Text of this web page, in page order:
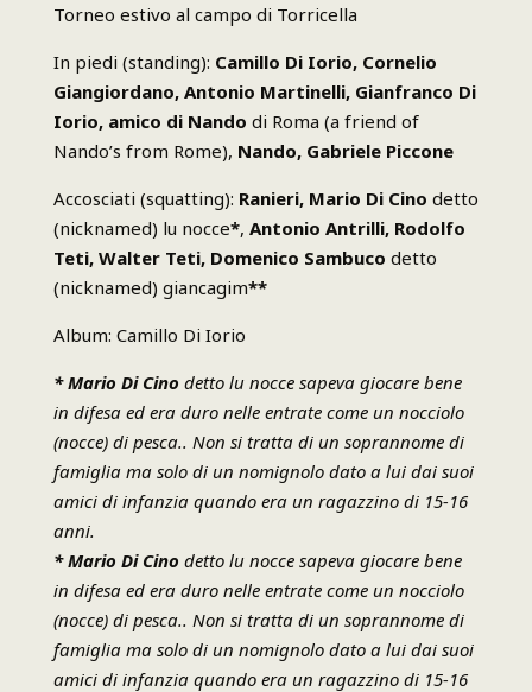
Torneo estivo al campo di Torricella
In piedi (standing): Camillo Di Iorio, Cornelio
Giangiordano, Antonio Martinelli, Gianfranco Di
Iorio, amico di Nando di Roma (a friend of
Nando’s from Rome), Nando, Gabriele Piccone
Accosciati (squatting): Ranieri, Mario Di Cino detto
(nicknamed) lu nocce*, Antonio Antrilli, Rodolfo
Teti, Walter Teti, Domenico Sambuco detto
(nicknamed) giancagim**
Album: Camillo Di Iorio
* Mario Di Cino detto lu nocce sapeva giocare bene
in difesa ed era duro nelle entrate come un nocciolo
(nocce) di pesca.. Non si tratta di un soprannome di
famiglia ma solo di un nomignolo dato a lui dai suoi
amici di infanzia quando era un ragazzino di 15-16
anni.
* Mario Di Cino detto lu nocce sapeva giocare bene
in difesa ed era duro nelle entrate come un nocciolo
(nocce) di pesca.. Non si tratta di un soprannome di
famiglia ma solo di un nomignolo dato a lui dai suoi
amici di infanzia quando era un ragazzino di 15-16